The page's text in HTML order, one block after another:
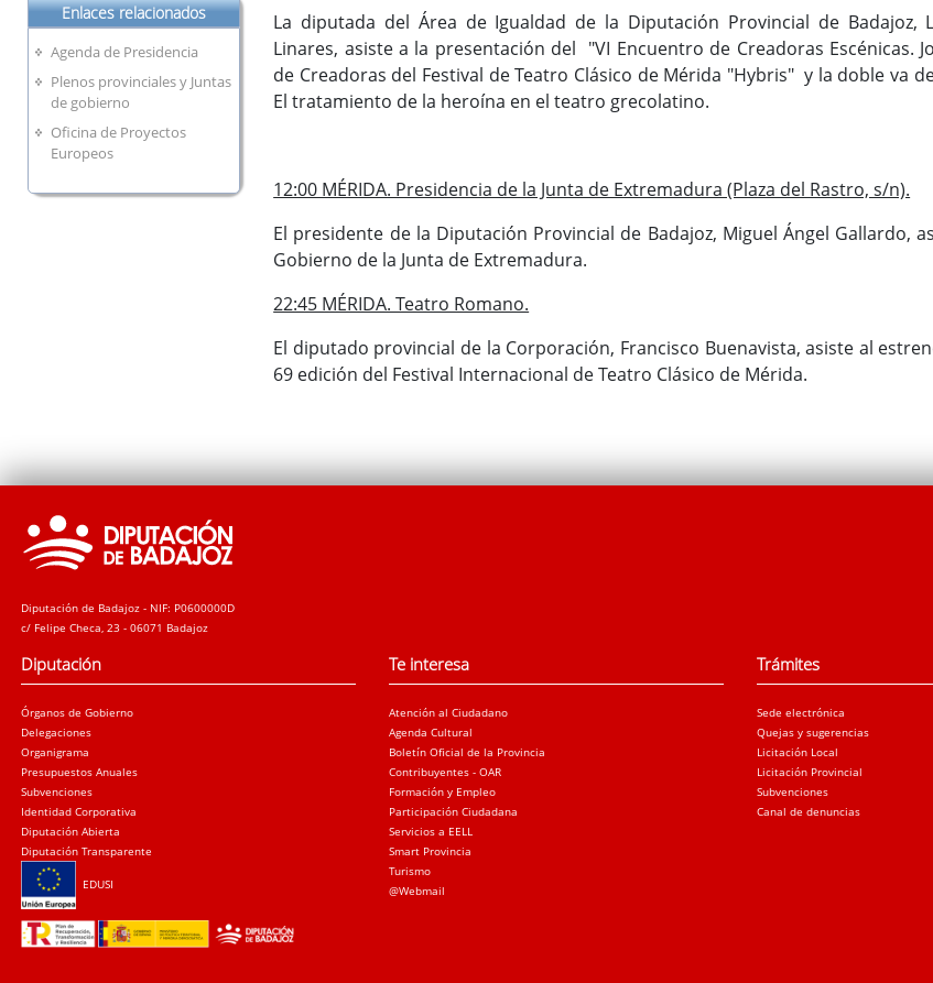
Enlaces relacionados
Agenda de Presidencia
Plenos provinciales y Juntas
de gobierno
Oficina de Proyectos
Europeos
La diputada del Área de Igualdad de la Diputación Provincial de Badajoz,
Linares, asiste a la presentación del "VI Encuentro de Creadoras Escénicas.
de Creadoras del Festival de Teatro Clásico de Mérida "Hybris" y la doble va
El tratamiento de la heroína en el teatro grecolatino.
12:00 MÉRIDA. Presidencia de la Junta de Extremadura (Plaza del Rastro, s/n).
El presidente de la Diputación Provincial de Badajoz, Miguel Ángel Gallardo,
Gobierno de la Junta de Extremadura.
22:45 MÉRIDA. Teatro Romano.
El diputado provincial de la Corporación, Francisco Buenavista, asiste al
69 edición del Festival Internacional de Teatro Clásico de Mérida.
Diputación de Badajoz - NIF: P0600000D
c/ Felipe Checa, 23 - 06071 Badajoz
Diputación
Órganos de Gobierno
Delegaciones
Organigrama
Presupuestos Anuales
Subvenciones
Identidad Corporativa
Diputación Abierta
Diputación Transparente
EDUSI
Te interesa
Atención al Ciudadano
Agenda Cultural
Boletín Oficial de la Provincia
Contribuyentes - OAR
Formación y Empleo
Participación Ciudadana
Servicios a EELL
Smart Provincia
Turismo
@Webmail
Trámites
Sede electrónica
Quejas y sugerencias
Licitación Local
Licitación Provincial
Subvenciones
Canal de denuncias